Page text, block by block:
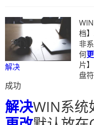
解决
档
非
何
片
盘
成功
解决WIN系统